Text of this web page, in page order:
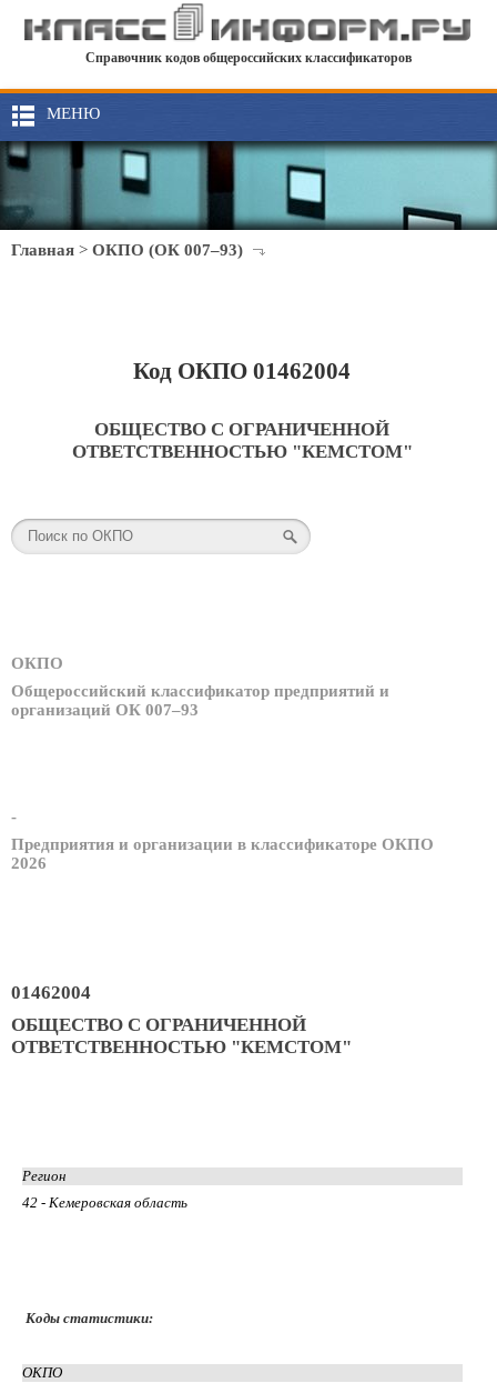
Справочник кодов общероссийских классификаторов
МЕНЮ
Главная > ОКПО (ОК 007–93)
Код ОКПО 01462004
ОБЩЕСТВО С ОГРАНИЧЕННОЙ
ОТВЕТСТВЕННОСТЬЮ "КЕМСТОМ"
ОКПО
Общероссийский классификатор предприятий и
организаций ОК 007–93
-
Предприятия и организации в классификаторе ОКПО
2026
01462004
ОБЩЕСТВО С ОГРАНИЧЕННОЙ
ОТВЕТСТВЕННОСТЬЮ "КЕМСТОМ"
Регион
42 - Кемеровская область
Коды статистики:
ОКПО